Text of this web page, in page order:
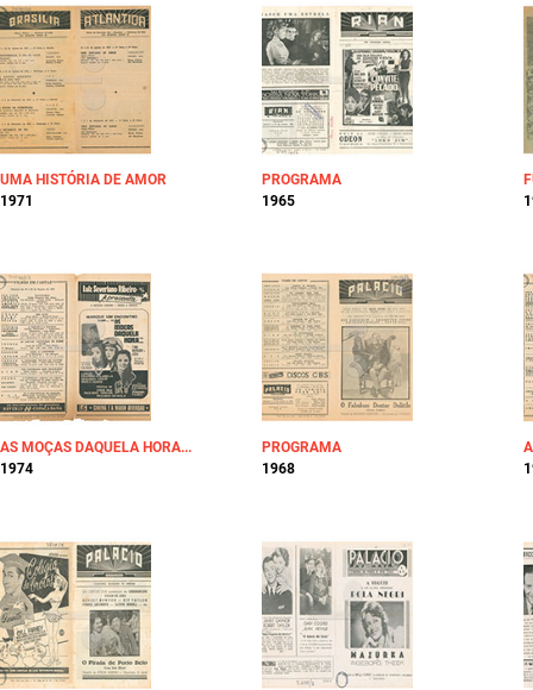
UMA HISTÓRIA DE AMOR
1971
PROGRAMA
1965
AS MOÇAS DAQUELA HORA...
1974
PROGRAMA
1968